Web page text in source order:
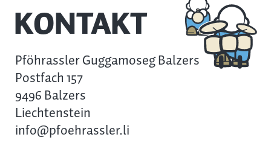
KONTAKT
Pföhrassler Guggamoseg Balzers
Postfach 157
9496 Balzers
Liechtenstein
info@pfoehrassler.li